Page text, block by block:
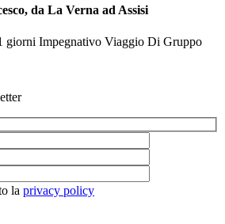
da La Verna ad Assisi
giorni Impegnativo Viaggio Di Gruppo
la privacy policy